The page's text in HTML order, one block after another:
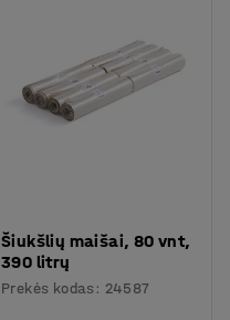
Šiukšlių maišai, 80 vnt,
390 litrų
Prekės kodas : 24587